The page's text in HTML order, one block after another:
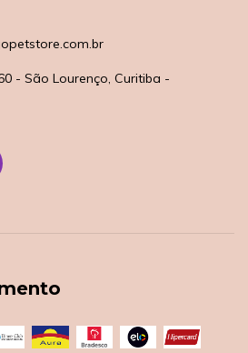
- São Lourenço, Curitiba -